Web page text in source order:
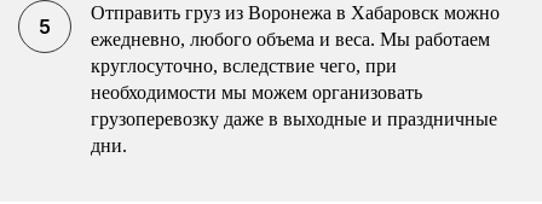
Отправить груз из Воронежа в Хабаровск можно
ежедневно, любого объема и веса. Мы работаем
круглосуточно, вследствие чего, при
необходимости мы можем организовать
грузоперевозку даже в выходные и праздничные
дни.